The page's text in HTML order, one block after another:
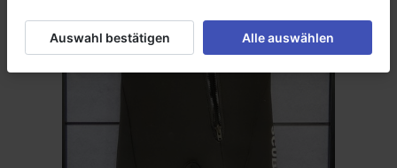
Auswahl bestätigen Alle auswählen